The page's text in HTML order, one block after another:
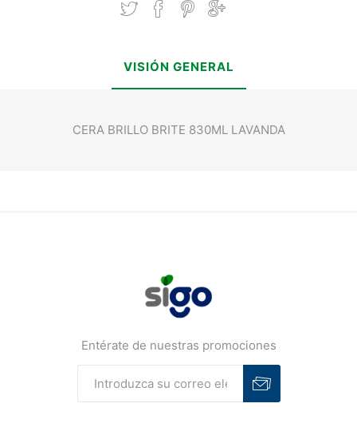
VISIÓN GENERAL
CERA BRILLO BRITE 830ML LAVANDA
Entérate de nuestras promociones